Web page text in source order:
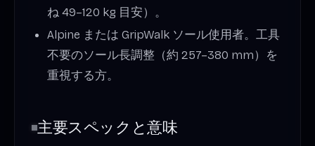
ね 49–120 kg 目安）。
Alpine または GripWalk ソール使用者。工具
不要のソール長調整（約 257–380 mm）を
重視する方。
主要スペックと意味